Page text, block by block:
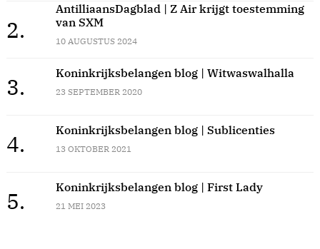
2.
AntilliaansDagblad | Z Air krijgt toestemming
van SXM
10 AUGUSTUS 2024
3.
Koninkrijksbelangen blog | Witwaswalhalla
23 SEPTEMBER 2020
4.
Koninkrijksbelangen blog | Sublicenties
13 OKTOBER 2021
5.
Koninkrijksbelangen blog | First Lady
21 MEI 2023